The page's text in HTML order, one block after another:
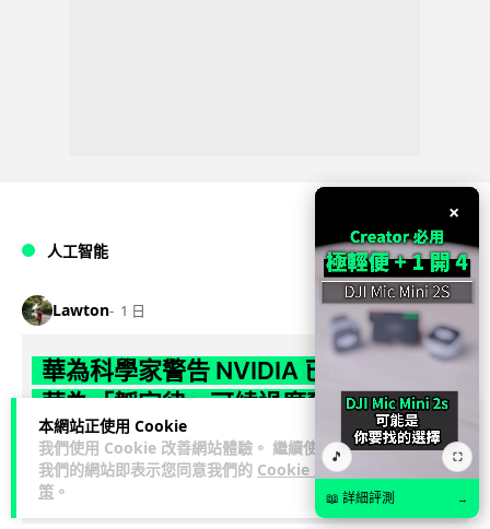
本網站正使用 Cookie
我們使用 Cookie 改善網站體驗。 繼續使用
我們的網站即表示您同意我們的 Cookie 政
策 。
人工智能
Lawton 1 日
華為科學家警告 NVIDIA 已近物理極限
華為「韜定律」可繞過摩爾定律瓶頸
華為半導體首席科學家廖恒罕見接受近 5 小時專訪，警告
NVIDIA 等西方晶片巨頭正逼近物理極限，傳統製程升級已失經
濟效益。他同時介紹華為...
×
🎵 ⛶
📖 詳細評測 →